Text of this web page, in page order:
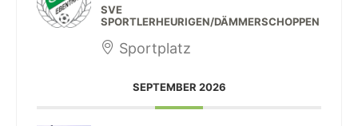
SVE
SPORTLERHEURIGEN/DÄMMERSCHOPPEN
Sportplatz
SEPTEMBER 2026